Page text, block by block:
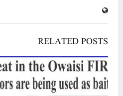
RELATED POSTS